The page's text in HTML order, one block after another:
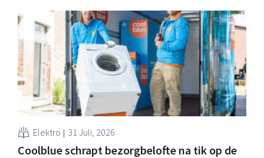
Elektro 31 Juli, 2026
Coolblue schrapt bezorgbelofte na tik op de